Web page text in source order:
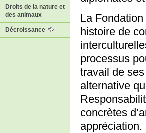
Droits de la nature et
des animaux
Décroissance
La
histoire de
processus
travail de
alternative
concrètes
appréciation.